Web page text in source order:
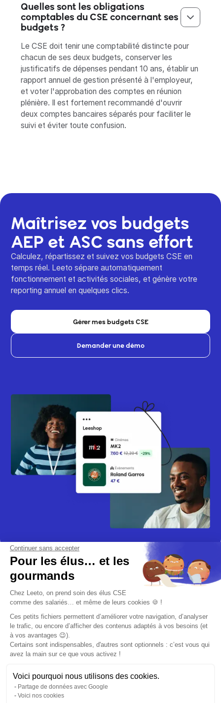
Quelles sont les obligations
comptables du CSE concernant ses
budgets ?
Le CSE doit tenir une comptabilité distincte pour
chacun de ses deux budgets, conserver les
justificatifs de dépenses pendant 10 ans, établir un
rapport annuel de gestion présenté à l'employeur,
et voter l'approbation des comptes en réunion
plénière. Il est fortement recommandé d'ouvrir
deux comptes bancaires séparés pour faciliter le
suivi et éviter toute confusion.
Maîtrisez vos budgets
AEP et ASC sans effort
Calculez, répartissez et suivez vos budgets CSE en
temps réel. Leeto sépare automatiquement
fonctionnement et activités sociales, et génère votre
reporting annuel en quelques clics.
Gérer mes budgets CSE
Demander une démo
Plateforme CSE simplifiée, comptes pro et avantages
salariés
Rejoignez-nous
Continuer sans accepter
Pour les élus… et les
gourmands
Chez Leeto, on prend soin des élus CSE
comme des salariés… et même de leurs cookies 🍪 !
Ces petits fichiers permettent d’améliorer votre navigation, d’analyser
le trafic, ou encore d’afficher des contenus adaptés à vos besoins (et
à vos avantages 😉).
Certains sont indispensables, d'autres sont optionnels : c’est vous qui
avez la main sur ce que vous activez !
Voici pourquoi nous utilisons des cookies.
Partage de données avec Google
Voici nos cookies